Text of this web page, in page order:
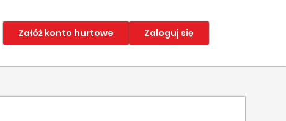
Załóż konto hurtowe Zaloguj się